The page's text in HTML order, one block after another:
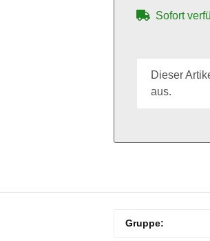
Sofort
x
Dieser
aus.
Wert
Gruppe: